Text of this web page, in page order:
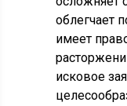
облегчает
имеет
исковое